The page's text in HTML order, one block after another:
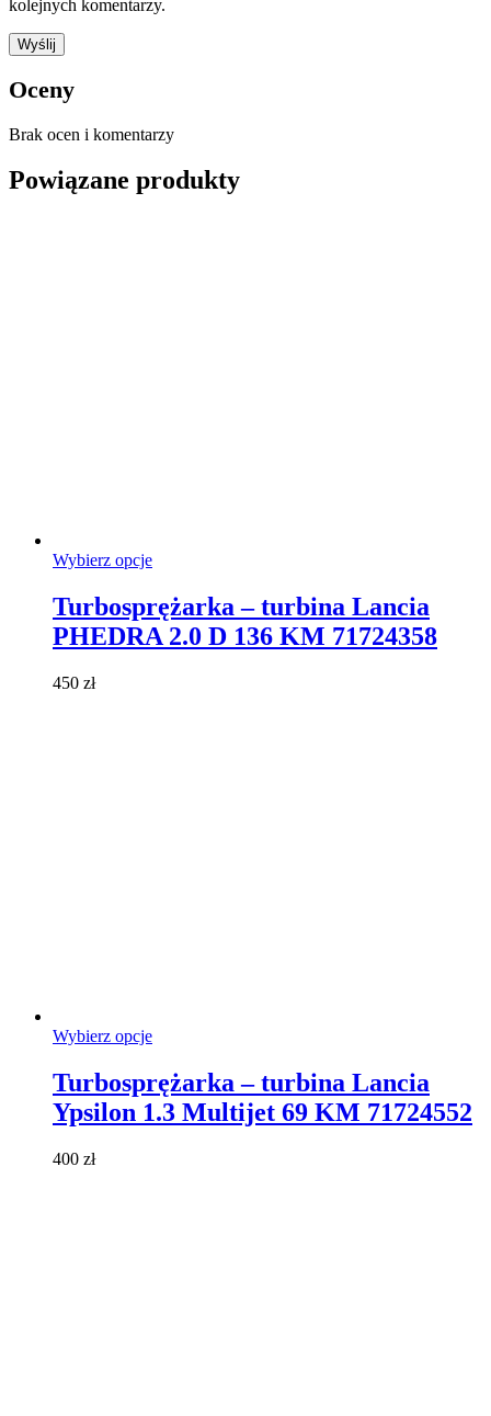
kolejnych komentarzy.
Oceny
Brak ocen i komentarzy
Powiązane produkty
Wybierz opcjeTen
wiele
wariantów.
Turbosprężarka – turbina Lancia
PHEDRA 2.0 D 136 KM 71724358
450 zł
Wybierz opcjeTen
wiele
wariantów.
Turbosprężarka – turbina Lancia
Ypsilon 1.3 Multijet 69 KM 71724552
400 zł